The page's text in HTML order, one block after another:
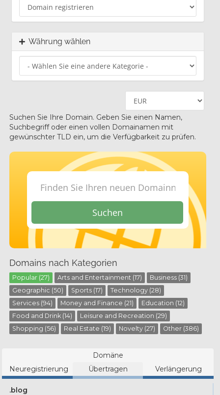
Währung wählen
Suchen Sie Ihre Domain. Geben Sie einen Namen,
Suchbegriff oder einen vollen Domainamen mit
gewünschter TLD ein, um die Verfügbarkeit zu prüfen.
Suchen
Domains nach Kategorien
Popular (27) Arts and Entertainment (17)
Business (31)
Geographic (50)
Sports (17)
Technology (28)
Services (94)
Money and Finance (21)
Education (12)
Food and Drink (14)
Leisure and Recreation (29)
Shopping (56)
Real Estate (19) Novelty (27) Other (386)
Domäne
Neuregistrierung
Übertragen Verlängerung
.blog